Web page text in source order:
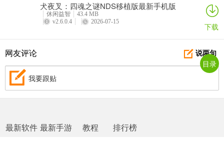
犬夜叉：四魂之谜NDS移植版最新手机版
休闲益智
43.4 MB
v2.6.0.4
2026-07-15 下载
说两句
网友评论
我要跟贴
最新软件 最新手游 教程 排行榜
目录